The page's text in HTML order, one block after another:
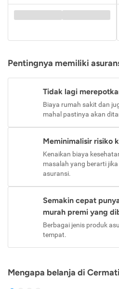
Pentingnya memiliki
Tidak lagi
Biaya rumah sakit dan
mahal pastinya akan
Meminimalisir risiko
Kenaikan biaya
masalah yang berarti
asuransi.
Semakin cepat
murah premi yang
Berbagai jenis produk
tempat.
Mengapa belanja di